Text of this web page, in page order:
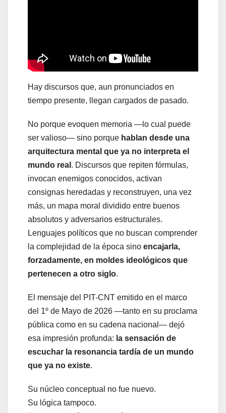
Hay discursos que, aun pronunciados en
tiempo presente, llegan cargados de pasado.
No porque evoquen memoria —lo cual puede
ser valioso— sino porque hablan desde una
arquitectura mental que ya no interpreta el
mundo real . Discursos que repiten fórmulas,
invocan enemigos conocidos, activan
consignas heredadas y reconstruyen, una vez
más, un mapa moral dividido entre buenos
absolutos y adversarios estructurales.
Lenguajes políticos que no buscan comprender
la complejidad de la época sino encajarla,
forzadamente, en moldes ideológicos que
pertenecen a otro siglo.
El mensaje del PIT-CNT emitido en el marco
del 1º de Mayo de 2026 —tanto en su proclama
pública como en su cadena nacional— dejó
esa impresión profunda: la sensación de
escuchar la resonancia tardía de un mundo
que ya no existe.
Su núcleo conceptual no fue nuevo.
Su lógica tampoco.